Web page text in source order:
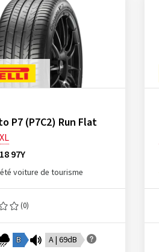
P7 (P7C2) Run Flat
XL
97Y
voiture de tourisme
(0)
B A | 69dB